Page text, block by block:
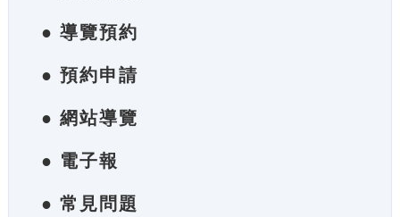
● 導覽預約
● 預約申請
● 網站導覽
● 電子報
● 常見問題